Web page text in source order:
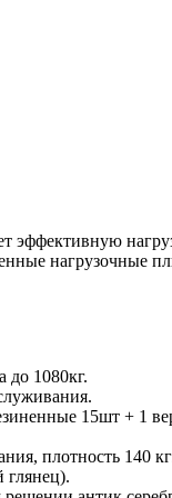
нагрузочные
до 1080кг.
15шт + 1
плотность 140